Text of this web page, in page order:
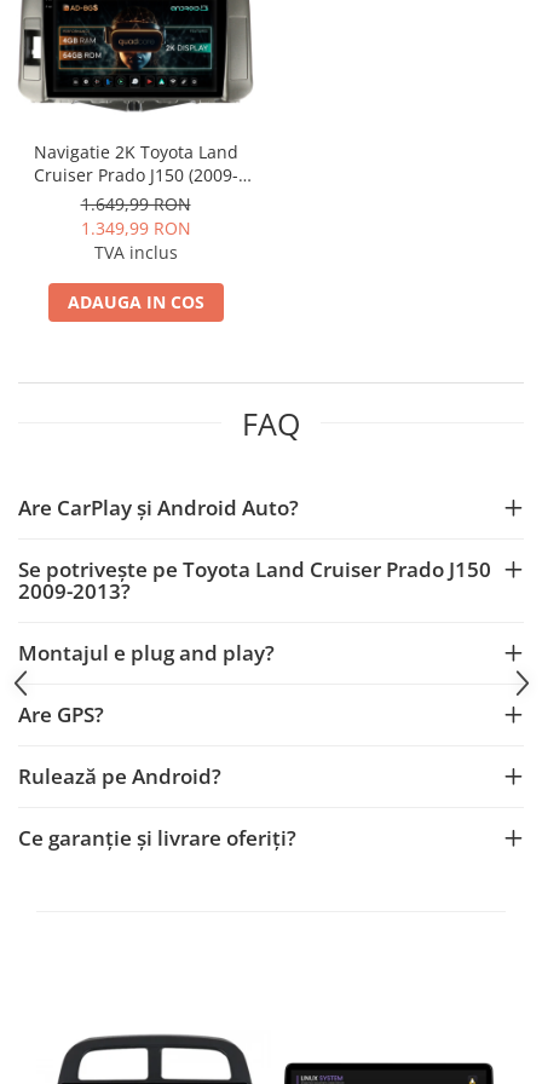
Nissan
Mitsubishi
Land Rover
Isuzu
Subaru
Jeep
Volvo
Iveco
Porsche
Navigații auto universale
Navigatie 2K Toyota Land
Cruiser Prado J150 (2009-
2013), Android, S-Quadcore /
4GB RAM + 64GB ROM, 9.5
Inch - AD-BGS90042K+AD-
BGRKIT070
1.649,99 RON
1.349,99 RON
TVA inclus
ADAUGA IN COS
FAQ
Are CarPlay și Android Auto?
Se potrivește pe Toyota Land Cruiser Prado J150
2009-2013?
Montajul e plug and play?
Are GPS?
Rulează pe Android?
Ce garanție și livrare oferiți?